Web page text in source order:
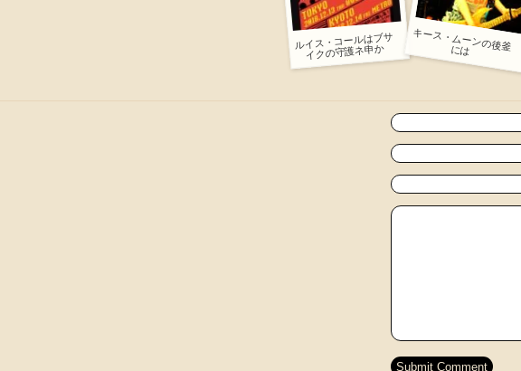
ルイス・コールはブサ
イクの守護ネ申か キース・ムーンの後釜
には